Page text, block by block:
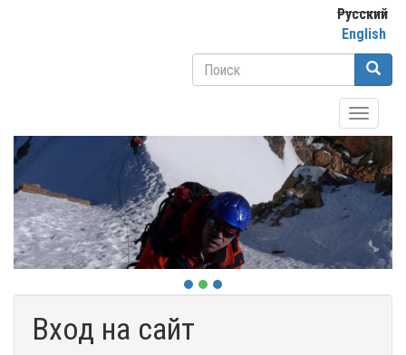
Русский
English
Форма
Toggle
Вход на сайт